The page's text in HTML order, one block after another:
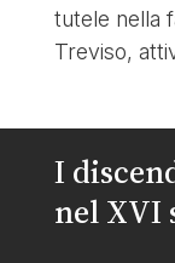
tutele nella
Treviso,
I
nel XVI